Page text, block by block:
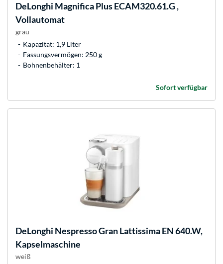
DeLonghi Magnifica Plus ECAM320.61.G ,
Vollautomat
grau
Kapazität: 1,9 Liter
Fassungsvermögen: 250 g
Bohnenbehälter: 1
Sofort verfügbar
DeLonghi Nespresso Gran Lattissima EN 640.W,
Kapselmaschine
weiß